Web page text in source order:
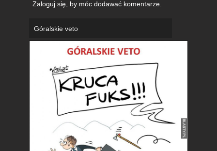
Zaloguj się, by móc dodawać komentarze.
Góralskie veto